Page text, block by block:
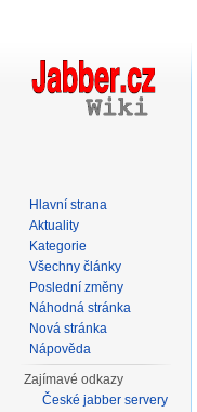
Hlavní strana
Aktuality
Kategorie
Všechny články
Poslední změny
Náhodná stránka
Nová stránka
Nápověda
Zajímavé odkazy
České jabber servery